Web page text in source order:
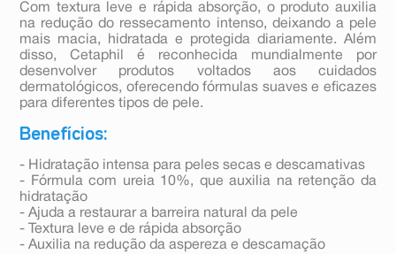
Com textura leve e rápida absorção, o produto auxilia
na redução do ressecamento intenso, deixando a pele
mais macia, hidratada e protegida diariamente. Além
disso, Cetaphil é reconhecida mundialmente por
desenvolver produtos voltados aos cuidados
dermatológicos, oferecendo fórmulas suaves e eficazes
para diferentes tipos de pele.
Benefícios:
- Hidratação intensa para peles secas e descamativas
- Fórmula com ureia 10%, que auxilia na retenção da
hidratação
- Ajuda a restaurar a barreira natural da pele
- Textura leve e de rápida absorção
- Auxilia na redução da aspereza e descamação